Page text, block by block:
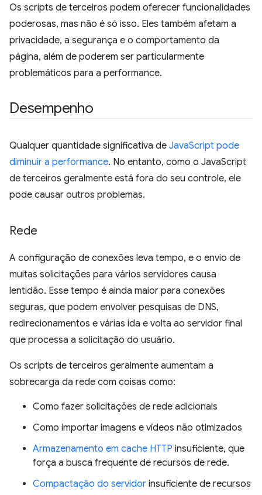
Os scripts de terceiros podem oferecer funcionalidades
poderosas, mas não é só isso. Eles também afetam a
privacidade, a segurança e o comportamento da
página, além de poderem ser particularmente
problemáticos para a performance.
Desempenho
Qualquer quantidade significativa de JavaScript pode
diminuir a performance. No entanto, como o JavaScript
de terceiros geralmente está fora do seu controle, ele
pode causar outros problemas.
Rede
A configuração de conexões leva tempo, e o envio de
muitas solicitações para vários servidores causa
lentidão. Esse tempo é ainda maior para conexões
seguras, que podem envolver pesquisas de DNS,
redirecionamentos e várias ida e volta ao servidor final
que processa a solicitação do usuário.
Os scripts de terceiros geralmente aumentam a
sobrecarga da rede com coisas como:
Como fazer solicitações de rede adicionais
Como importar imagens e vídeos não otimizados
Armazenamento em cache HTTP insuficiente, que
força a busca frequente de recursos de rede.
Compactação do servidor insuficiente de recursos